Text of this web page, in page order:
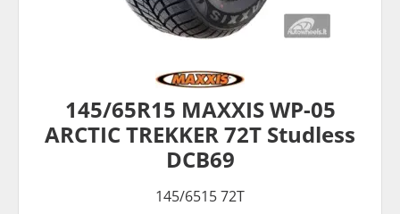
145/65R15 MAXXIS WP-05
ARCTIC TREKKER 72T Studless
DCB69
145/6515 72T